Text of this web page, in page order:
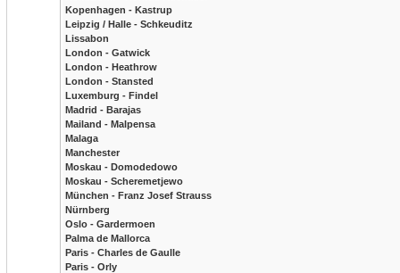
Kopenhagen - Kastrup
Leipzig / Halle - Schkeuditz
Lissabon
London - Gatwick
London - Heathrow
London - Stansted
Luxemburg - Findel
Madrid - Barajas
Mailand - Malpensa
Malaga
Manchester
Moskau - Domodedowo
Moskau - Scheremetjewo
München - Franz Josef Strauss
Nürnberg
Oslo - Gardermoen
Palma de Mallorca
Paris - Charles de Gaulle
Paris - Orly